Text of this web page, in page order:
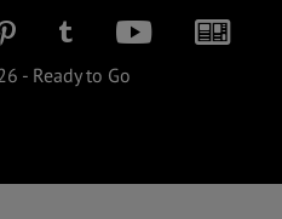
- Ready to Go